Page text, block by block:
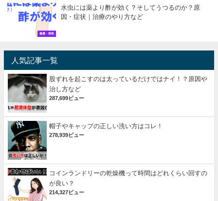
健康・病気
水虫には薬より酢が効く？そしてうつるのか？原
因・症状｜治療のやり方など
人気記事一覧
股ずれを起こすのは太っているだけではナイ！？原因や
治し方など
287,699ビュー
帽子やキャップの正しい洗い方はコレ！
278,939ビュー
コインランドリーの乾燥機って時間はどれくらい回すの
が良い？
214,327ビュー